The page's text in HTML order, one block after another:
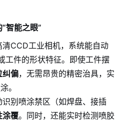
智能之眼”
清CCD工业相机，系统能自动
工件的形状特征。即使工件摆
纠偏，无需昂贵的精密治具，实
。
识别喷涂禁区（如焊盘、接插
涂覆。同时，还能实时检测喷胶